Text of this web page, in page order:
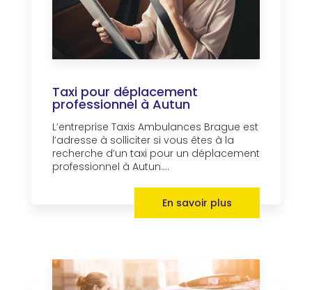
Taxi pour déplacement
professionnel à Autun
L’entreprise Taxis Ambulances Brague est
l’adresse à solliciter si vous êtes à la
recherche d’un taxi pour un déplacement
professionnel à Autun....
En savoir plus